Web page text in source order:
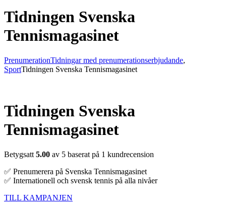
Tidningen Svenska
Tennismagasinet
PrenumerationTidningar med prenumerationserbjudande,
SportTidningen Svenska Tennismagasinet
Tidningen Svenska
Tennismagasinet
Betygsatt 5.00 av 5 baserat på 1 kundrecension
✅ Prenumerera på Svenska Tennismagasinet
✅ Internationell och svensk tennis på alla nivåer
TILL KAMPANJEN